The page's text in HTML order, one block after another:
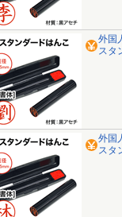
外国
スタ
外国
スタ